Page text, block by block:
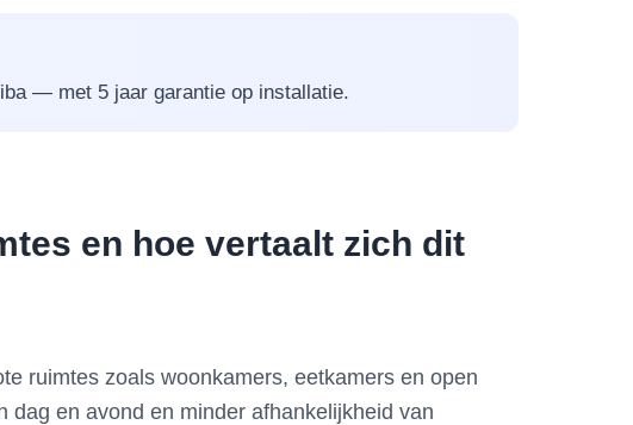
— met 5 jaar garantie op installatie.
en hoe vertaalt zich dit
ruimtes zoals woonkamers, eetkamers en open
en avond en minder afhankelijkheid van